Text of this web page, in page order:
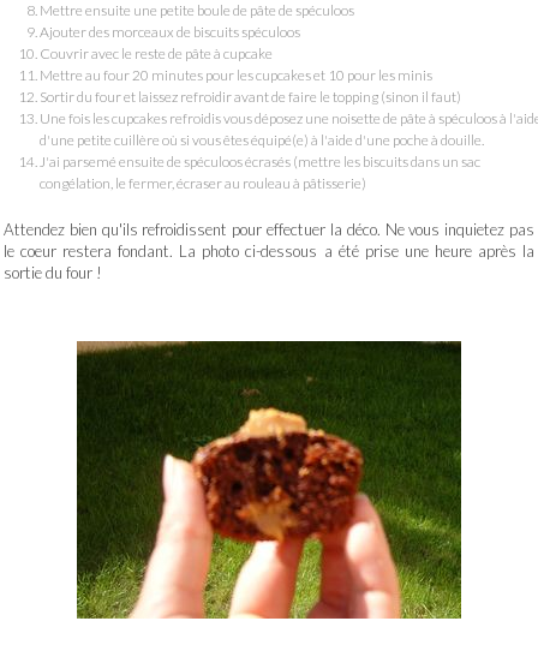
Mettre ensuite une petite boule de pâte de spéculoos
Ajouter des morceaux de biscuits spéculoos
Couvrir avec le reste de pâte à cupcake
Mettre au four 20 minutes pour les cupcakes et 10 pour les minis
Sortir du four et laissez refroidir avant de faire le topping (sinon il faut)
Une fois les cupcakes refroidis vous déposez une noisette de pâte à spéculoos à
d'une petite cuillère où si vous êtes équipé(e) à l'aide d'une poche à douille.
J'ai parsemé ensuite de spéculoos écrasés (mettre les biscuits dans un sac
congélation, le fermer, écraser au rouleau à pâtisserie)
Attendez bien qu'ils refroidissent pour effectuer la déco. Ne vous inquietez pas
le coeur restera fondant. La photo ci-dessous a été prise une heure après la
sortie du four !